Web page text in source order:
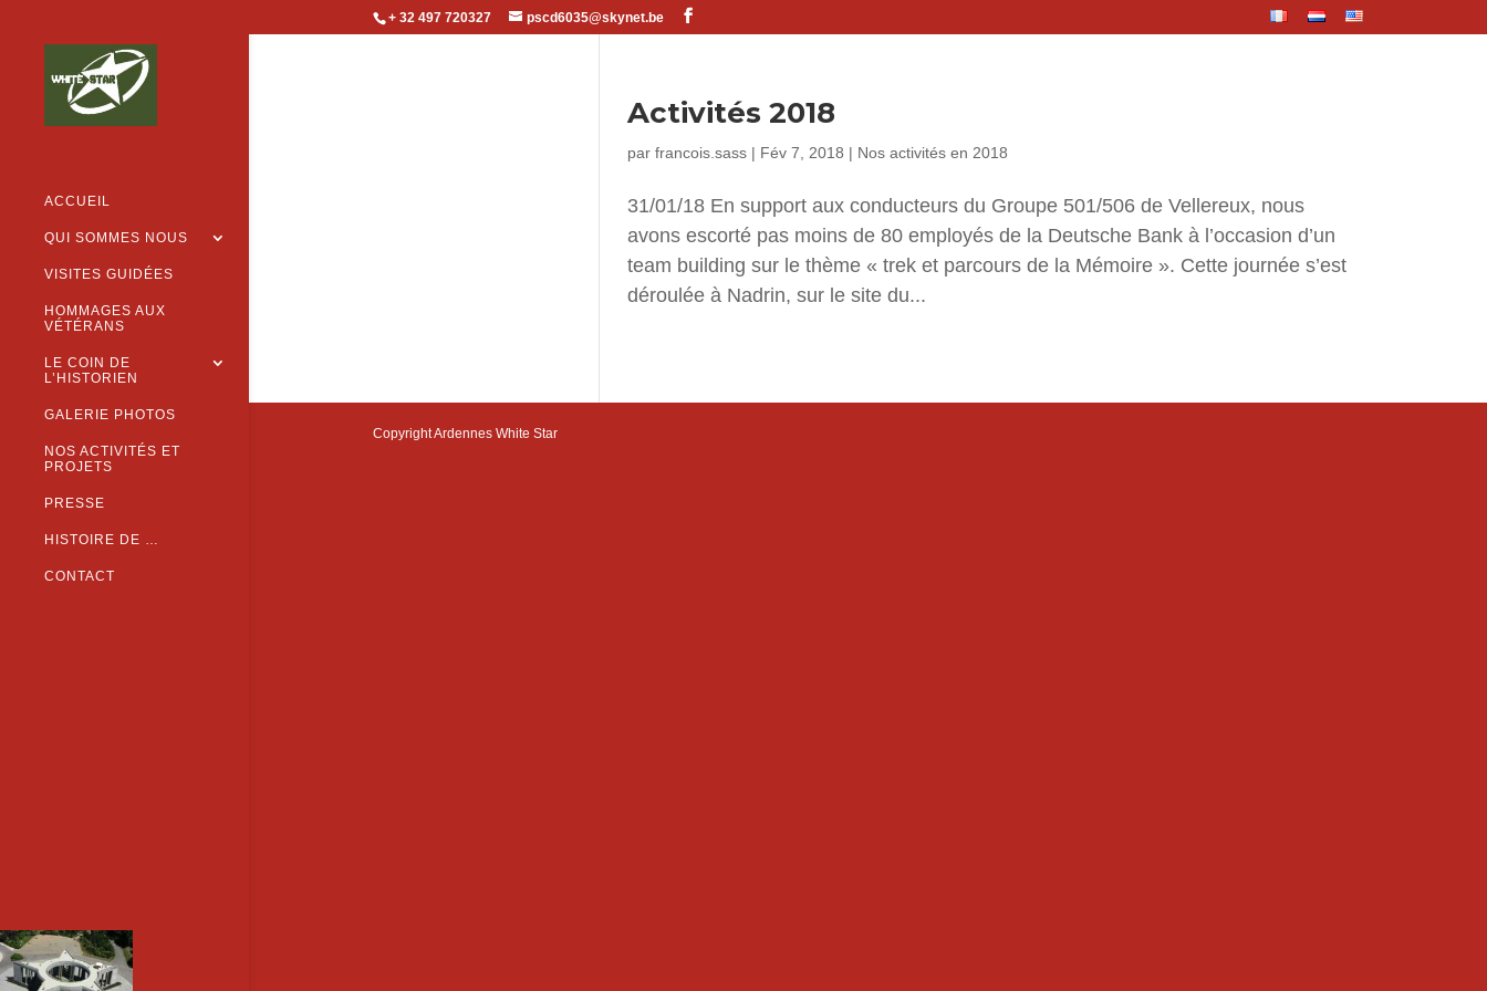
+ 32 497 720327 pscd6035@skynet.be
ACCUEIL
QUI SOMMES NOUS
VISITES GUIDÉES
HOMMAGES AUX
VÉTÉRANS
LE COIN DE
L’HISTORIEN
GALERIE PHOTOS
NOS ACTIVITÉS ET
PROJETS
PRESSE
HISTOIRE DE …
CONTACT
Activités 2018
parfrancois.sass | Fév 7, 2018 | Nos activités en 2018
31/01/18 En support aux conducteurs du Groupe 501/506 de Vellereux, nous
avons escorté pas moins de 80 employés de la Deutsche Bank à l’occasion d’un
team building sur le thème « trek et parcours de la Mémoire ». Cette journée s’est
déroulée à Nadrin, sur le site du...
Copyright Ardennes White Star